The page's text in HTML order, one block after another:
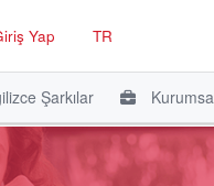
Yap TR
Şarkılar